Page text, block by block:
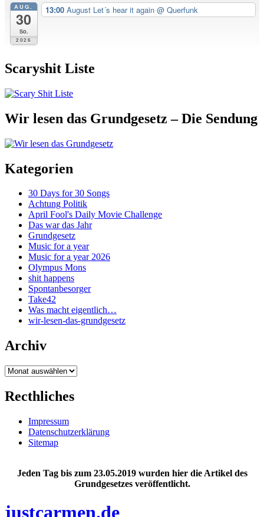
AUG.
30
So.
2026
13:00 August Let´s hear it again @ Querfunk
Scaryshit Liste
Wir lesen das Grundgesetz – Die Sendung
Kategorien
30 Days for 30 Songs
Achtung Politik
April Fool's Daily Movie Challenge
Das war das Jahr
Grundgesetz
Music for a year
Music for a year 2026
Olympus Mons
shit happens
Spontanbesorger
Take42
Was macht eigentlich…
wir-lesen-das-grundgesetz
Archiv
Archiv
Recthliches
Impressum
Datenschutzerklärung
Sitemap
Jeden Tag bis zum 23.05.2019 wurden hier die Artikel des
Grundgesetzes veröffentlicht.
justcarmen.de